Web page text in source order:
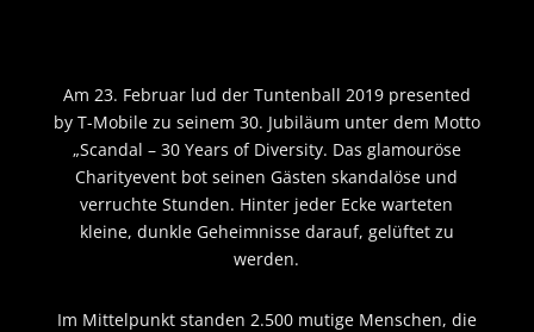
Am 23. Februar lud der Tuntenball 2019 presented
by T-Mobile zu seinem 30. Jubiläum unter dem Motto
„Scandal – 30 Years of Diversity. Das glamouröse
Charityevent bot seinen Gästen skandalöse und
verruchte Stunden. Hinter jeder Ecke warteten
kleine, dunkle Geheimnisse darauf, gelüftet zu
werden.
Im Mittelpunkt standen 2.500 mutige Menschen, die